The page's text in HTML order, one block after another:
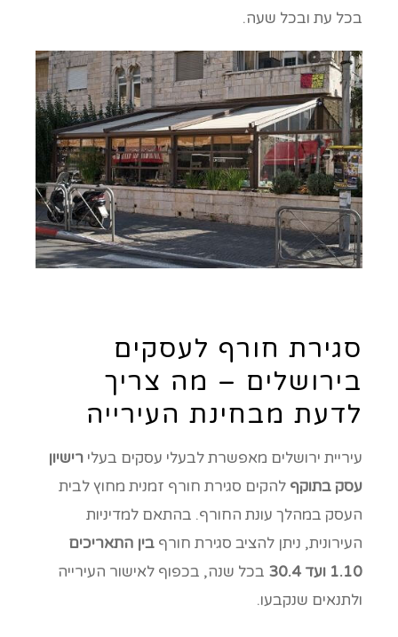
בכל עת ובכל שעה.
סגירת חורף לעסקים
בירושלים – מה צריך
לדעת מבחינת העירייה
עיריית ירושלים מאפשרת לבעלי עסקים בעלי רישיון
עסק בתוקף להקים סגירת חורף זמנית מחוץ לבית
העסק במהלך עונת החורף. בהתאם למדיניות
העירונית, ניתן להציב סגירת חורף בין התאריכים
1.10 ועד 30.4
בכל שנה, בכפוף לאישור העירייה
ולתנאים שנקבעו.